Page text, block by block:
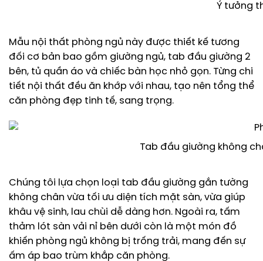
Ý tưởng
Mẫu nội thất phòng ngủ này được thiết kế tương
đối cơ bản bao gồm giường ngủ, tab đầu giường 2
bên, tủ quần áo và chiếc bàn học nhỏ gọn. Từng chi
tiết nội thất đều ăn khớp với nhau, tạo nên tổng thể
căn phòng đẹp tinh tế, sang trọng.
Tab đầu giường không
Chúng tôi lựa chọn loại tab đầu giường gắn tường
không chân vừa tối ưu diện tích mặt sàn, vừa giúp
khâu vệ sinh, lau chùi dễ dàng hơn. Ngoài ra, tấm
thảm lót sàn vải nỉ bên dưới còn là một món đồ
khiến phòng ngủ không bị trống trải, mang đến sự
ấm áp bao trùm khắp căn phòng.